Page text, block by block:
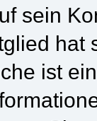
sein
hat
ist